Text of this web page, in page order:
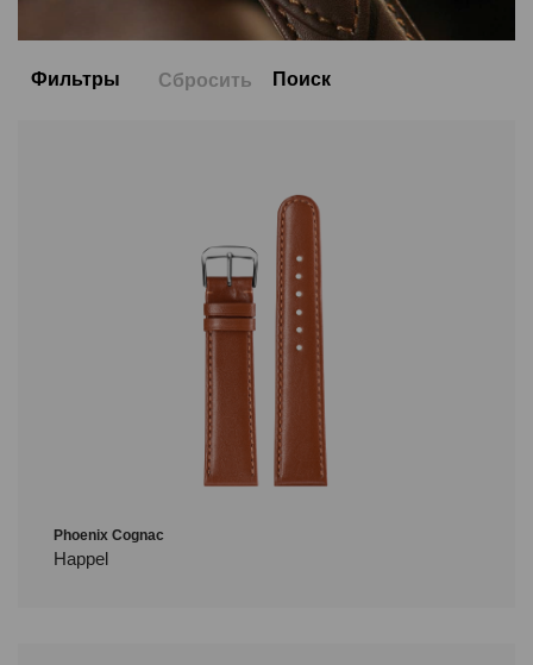
Фильтры Сбросить Поиск
14/12 16/14 12/10
Phoenix Cognac
Happel